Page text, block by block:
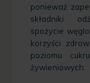
ponieważ
składniki
spożycie
korzyści
poziomu
żywieniowych.